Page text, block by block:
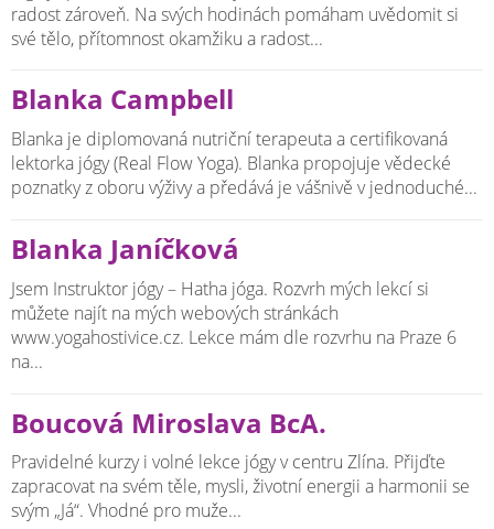
radost zároveň. Na svých hodinách pomáham uvědomit si
své tělo, přítomnost okamžiku a radost...
Blanka Campbell
Blanka je diplomovaná nutriční terapeuta a certifikovaná
lektorka jógy (Real Flow Yoga). Blanka propojuje vědecké
poznatky z oboru výživy a předává je vášnivě v jednoduché...
Blanka Janíčková
Jsem Instruktor jógy – Hatha jóga. Rozvrh mých lekcí si
můžete najít na mých webových stránkách
www.yogahostivice.cz. Lekce mám dle rozvrhu na Praze 6
na...
Boucová Miroslava BcA.
Pravidelné kurzy i volné lekce jógy v centru Zlína. Přijďte
zapracovat na svém těle, mysli, životní energii a harmonii se
svým „Já“. Vhodné pro muže...